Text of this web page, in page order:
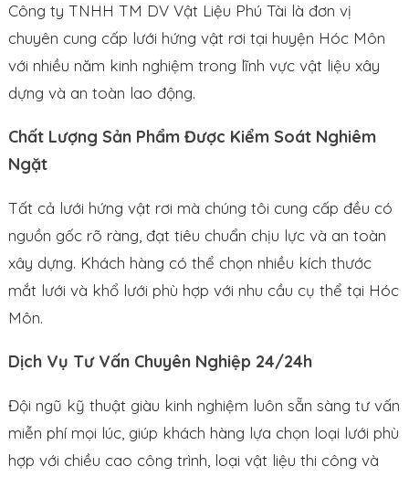
Công ty TNHH TM DV Vật Liệu Phú Tài là đơn vị
chuyên cung cấp lưới hứng vật rơi tại huyện Hóc Môn
với nhiều năm kinh nghiệm trong lĩnh vực vật liệu xây
dựng và an toàn lao động.
Chất Lượng Sản Phẩm Được Kiểm Soát Nghiêm
Ngặt
Tất cả lưới hứng vật rơi mà chúng tôi cung cấp đều có
nguồn gốc rõ ràng, đạt tiêu chuẩn chịu lực và an toàn
xây dựng. Khách hàng có thể chọn nhiều kích thước
mắt lưới và khổ lưới phù hợp với nhu cầu cụ thể tại Hóc
Môn.
Dịch Vụ Tư Vấn Chuyên Nghiệp 24/24h
Đội ngũ kỹ thuật giàu kinh nghiệm luôn sẵn sàng tư vấn
miễn phí mọi lúc, giúp khách hàng lựa chọn loại lưới phù
hợp với chiều cao công trình, loại vật liệu thi công và